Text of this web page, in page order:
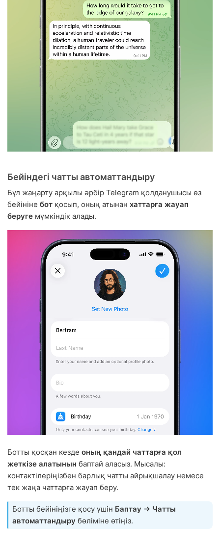
Бейіндегі чатты автоматтандыру
Бұл жаңарту арқылы әрбір Telegram қолданушысы өз
бейініне бот қосып, оның атынан хаттарға жауап
беруге мүмкіндік алады.
Ботты қосқан кезде оның қандай чаттарға қол
жеткізе алатынын баптай аласыз. Мысалы:
контактілеріңізбен барлық чатты айрықшалау немесе
тек жаңа чаттарға жауап беру.
Ботты бейініңізге қосу үшін Баптау → Чатты
автоматтандыру бөліміне өтіңіз.